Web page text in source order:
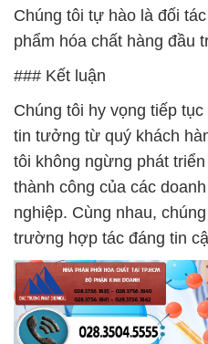
Chúng tôi tự hào là đối
phẩm hóa chất hàng đầu
### Kết luận
Chúng tôi hy vọng tiếp
tin tưởng từ quý khách
tôi không ngừng phát
thành công của các
nghiệp. Cùng nhau,
trường hợp tác đáng tin